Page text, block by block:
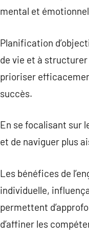
mental et
Planification
de vie et à
prioriser
succès.
En se focalisant sur
et de naviguer plus
Les bénéfices de
individuelle,
permettent
d’affiner les